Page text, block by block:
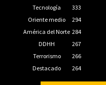
Tecnología
333
Oriente medio
294
América del Norte 284
DDHH
267
Terrorismo
266
Destacado
264